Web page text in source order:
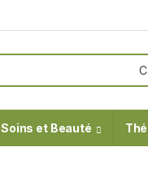
Soins et Beauté